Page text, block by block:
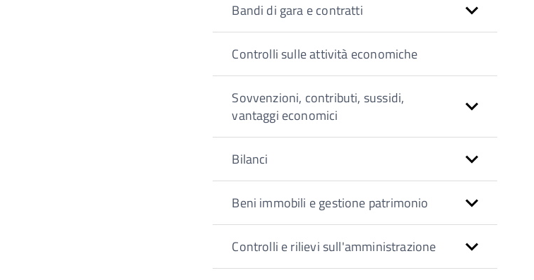
Bandi di gara e contratti
Controlli sulle attività economiche
Sovvenzioni, contributi, sussidi,
vantaggi economici
Bilanci
Beni immobili e gestione patrimonio
Controlli e rilievi sull'amministrazione